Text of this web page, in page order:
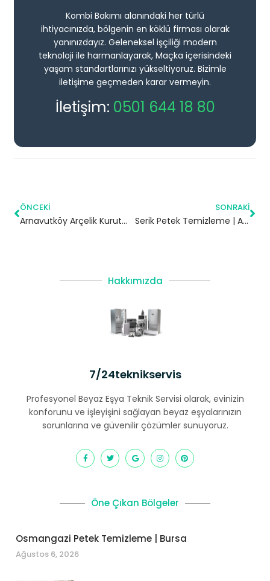
Kombi Bakımı alanındaki her türlü
ihtiyacınızda, bölgenin en köklü firması olarak
yanınızdayız. Geleneksel işçiliği modern
teknoloji ile harmanlayarak, Maçka içerisindeki
yaşam standartlarınızı yükseltiyoruz. Bizimle
iletişime geçmeden karar vermeyin.
İletişim: 0501 644 18 80
ÖNCEKI
Arnavutköy Arçelik Kurutma Makinesi Servisi
SONRAKI
Serik Petek Temizleme | Antalya
Hakkımızda
7/24teknikservis
Profesyonel Beyaz Eşya Teknik Servisi olarak, evinizin
konforunu ve işleyişini sağlayan beyaz eşyalarınızın
sorunlarına ve güvenilir çözümler sunuyoruz.
Öne Çıkan Bölgeler
Osmangazi Petek Temizleme | Bursa
Ağustos 6, 2026